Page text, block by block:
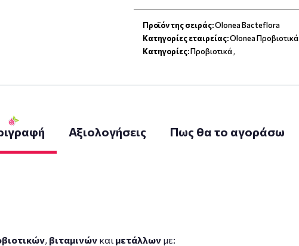
Προϊόν της σειράς:Olonea Bacteflora
Κατηγορίες εταιρείας:Olonea Προβιοτικά
Κατηγορίες:Προβιοτικά,
Αξιολογήσεις Πως θα το αγοράσω
, βιταμινώνκαι μετάλλων με: